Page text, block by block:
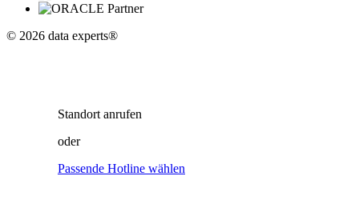
© 2026 data experts®
Standort anrufen
oder
Passende Hotline wählen